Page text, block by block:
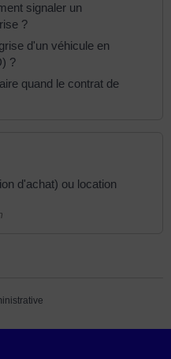
signaler un
?
d'un véhicule en
?
quand le contrat de
d'achat) ou location